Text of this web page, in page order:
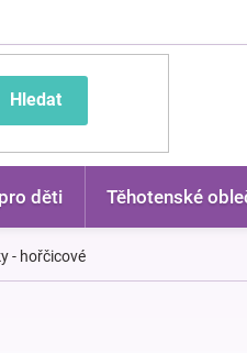
Hledat
děti Těhotenské
- hořčicové